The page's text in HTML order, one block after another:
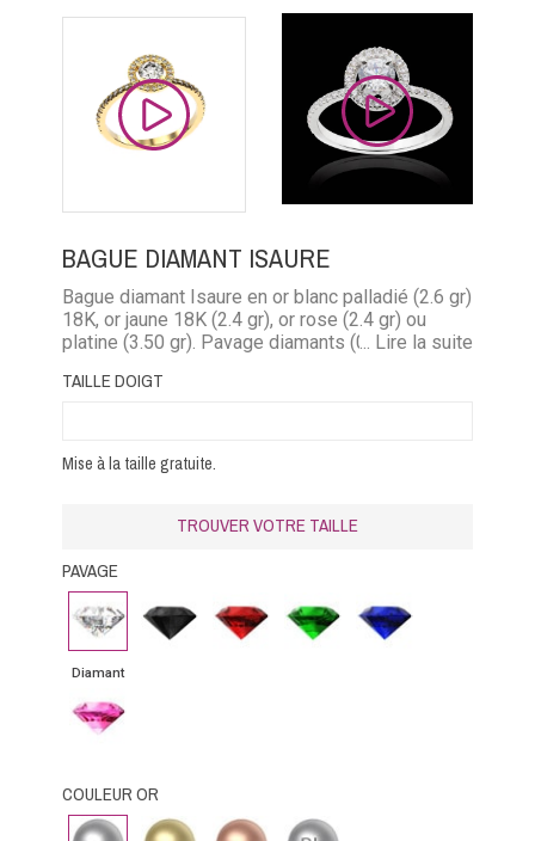
BAGUE DIAMANT ISAURE
Bague diamant Isaure en or blanc palladié (2.6 gr)
18K, or jaune 18K (2.4 gr), or rose (2.4 gr) ou
platine (3.50 gr). Pavage diamants (0.30 carat)
émeraude (0.20 carat) saphir bleu (0.33 carat),
... Lire la suite
TAILLE DOIGT
Mise à la taille gratuite.
TROUVER VOTRE TAILLE
PAVAGE
Diamant
Diamant
Diamant
noir
Rubis Emeraude
Saphir
bleu
Saphir
rose
COULEUR OR
Or
Or
Or
Platine